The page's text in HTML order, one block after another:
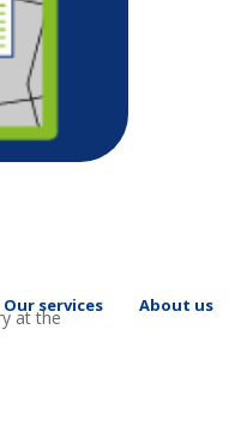
Our services About us
at the